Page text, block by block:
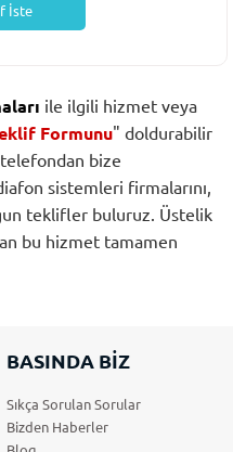
İste
ile ilgili hizmet veya
Formunu" doldurabilir
telefondan bize
sistemleri firmalarını,
teklifler buluruz. Üstelik
bu hizmet tamamen
BASINDA BİZ
Sıkça Sorulan Sorular
Bizden Haberler